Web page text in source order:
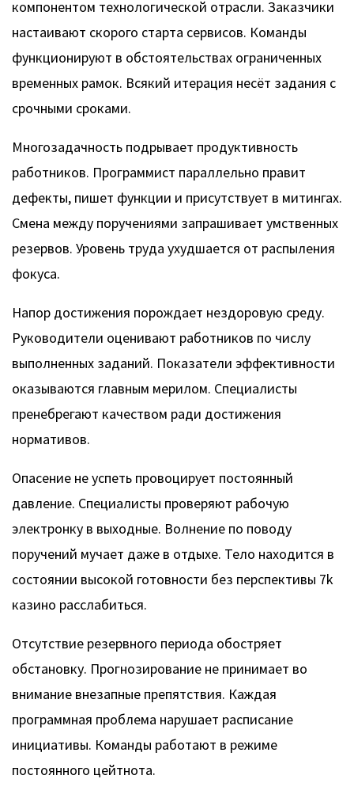
компонентом технологической отрасли. Заказчики
настаивают скорого старта сервисов. Команды
функционируют в обстоятельствах ограниченных
временных рамок. Всякий итерация несёт задания с
срочными сроками.
Многозадачность подрывает продуктивность
работников. Программист параллельно правит
дефекты, пишет функции и присутствует в митингах.
Смена между поручениями запрашивает умственных
резервов. Уровень труда ухудшается от распыления
фокуса.
Напор достижения порождает нездоровую среду.
Руководители оценивают работников по числу
выполненных заданий. Показатели эффективности
оказываются главным мерилом. Специалисты
пренебрегают качеством ради достижения
нормативов.
Опасение не успеть провоцирует постоянный
давление. Специалисты проверяют рабочую
электронку в выходные. Волнение по поводу
поручений мучает даже в отдыхе. Тело находится в
состоянии высокой готовности без перспективы 7k
казино расслабиться.
Отсутствие резервного периода обостряет
обстановку. Прогнозирование не принимает во
внимание внезапные препятствия. Каждая
программная проблема нарушает расписание
инициативы. Команды работают в режиме
постоянного цейтнота.